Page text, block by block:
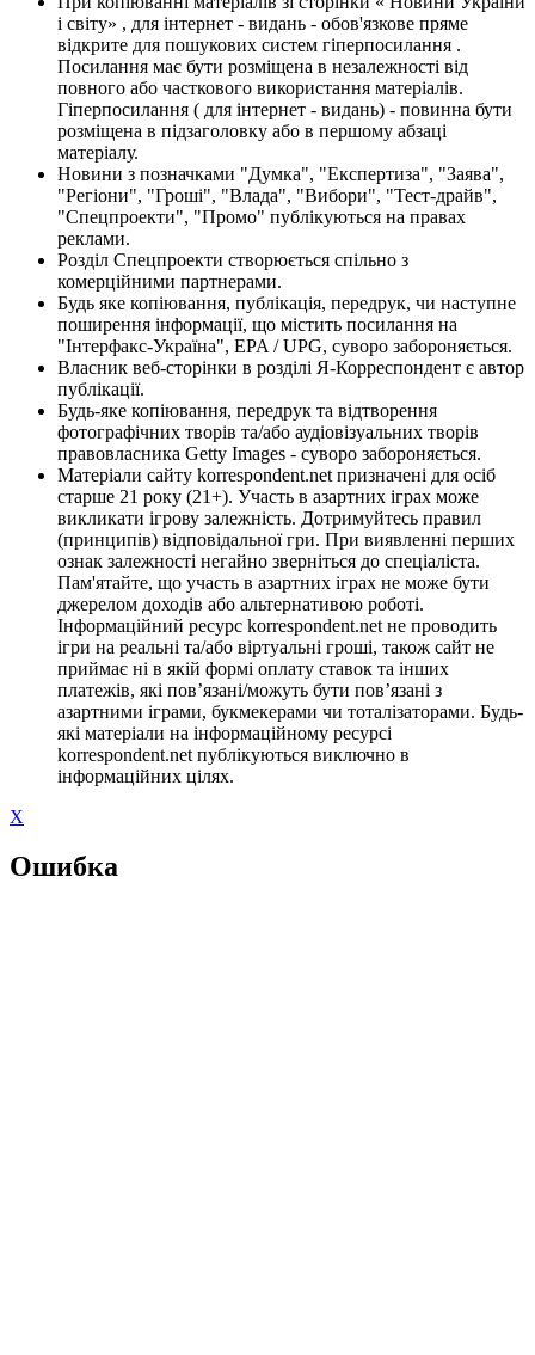
і світу» , для інтернет - видань - обов'язкове пряме
відкрите для пошукових систем гіперпосилання .
Посилання має бути розміщена в незалежності від
повного або часткового використання матеріалів.
Гіперпосилання ( для інтернет - видань) - повинна бути
розміщена в підзаголовку або в першому абзаці
матеріалу.
Новини з позначками "Думка", "Експертиза", "Заява",
"Регіони", "Гроші", "Влада", "Вибори", "Тест-драйв",
"Спецпроекти", "Промо" публікуються на правах
реклами.
Розділ Спецпроекти створюється спільно з
комерційними партнерами.
Будь яке копіювання, публікація, передрук, чи наступне
поширення інформації, що містить посилання на
"Інтерфакс-Україна", EPA / UPG, суворо забороняється.
Власник веб-сторінки в розділі Я-Корреспондент є автор
публікації.
Будь-яке копіювання, передрук та відтворення
фотографічних творів та/або аудіовізуальних творів
правовласника Getty Images - суворо забороняється.
Матеріали сайту korrespondent.net призначені для осіб
старше 21 року (21+). Участь в азартних іграх може
викликати ігрову залежність. Дотримуйтесь правил
(принципів) відповідальної гри. При виявленні перших
ознак залежності негайно зверніться до спеціаліста.
Пам'ятайте, що участь в азартних іграх не може бути
джерелом доходів або альтернативою роботі.
Інформаційний ресурс korrespondent.net не проводить
ігри на реальні та/або віртуальні гроші, також сайт не
приймає ні в якій формі оплату ставок та інших
платежів, які пов’язані/можуть бути пов’язані з
азартними іграми, букмекерами чи тоталізаторами. Будь-
які матеріали на інформаційному ресурсі
korrespondent.net публікуються виключно в
інформаційних цілях.
X
Ошибка